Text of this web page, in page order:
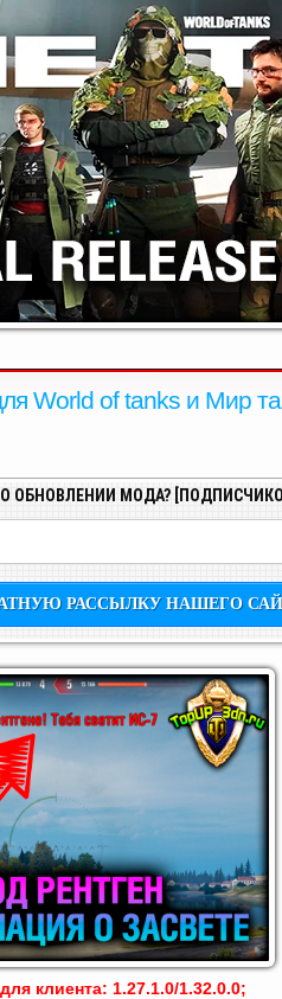
World of tanks и Мир
ОБНОВЛЕНИИ МОДА?
клиента: 1.27.1.0/1.32.0.0;